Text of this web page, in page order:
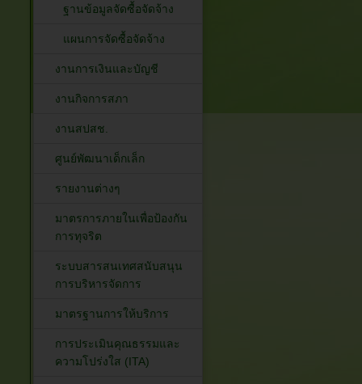
ฐานข้อมูลจัดซื้อจัดจ้าง
แผนการจัดซื้อจัดจ้าง
งานการเงินและบัญชี
งานกิจการสภา
งานสปสช.
ศูนย์พัฒนาเด็กเล็ก
รายงานต่างๆ
มาตรการภายในเพื่อป้องกัน
การทุจริต
ระบบสารสนเทศสนับสนุน
การบริหารจัดการ
มาตรฐานการให้บริการ
การประเมินคุณธรรมและ
ความโปร่งใส (ITA)